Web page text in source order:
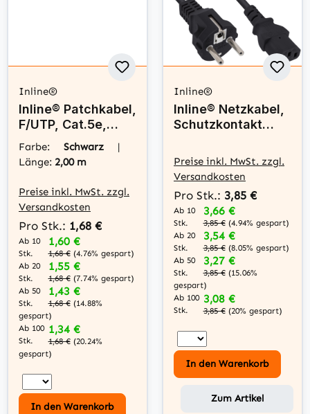
Inline®
Inline® Patchkabel,
F/UTP, Cat.5e,
schwarz, 2m
Farbe: Schwarz |
Länge: 2,00 m
Preise inkl. MwSt. zzgl.
Versandkosten
Pro Stk.: 1,68 €
Ab 10
Stk.
1,60 €
1,68 € (4.76% gespart)
Ab 20
Stk.
1,55 €
1,68 € (7.74% gespart)
Ab 50
Stk.
1,43 €
1,68 € (14.88%
gespart)
Ab 100
Stk.
1,34 €
1,68 € (20.24%
gespart)
In den Warenkorb
Inline®
Inline® Netzkabel,
Schutzkontakt
Kaltgerätestecker
C13, 0,5m,
schwarz
Preise inkl. MwSt. zzgl.
Versandkosten
Pro Stk.: 3,85 €
Ab 10
Stk.
3,66 €
3,85 € (4.94% gespart)
Ab 20
Stk.
3,54 €
3,85 € (8.05% gespart)
Ab 50
Stk.
3,27 €
3,85 € (15.06%
gespart)
Ab 100
Stk.
3,08 €
3,85 € (20% gespart)
In den Warenkorb
Zum Artikel